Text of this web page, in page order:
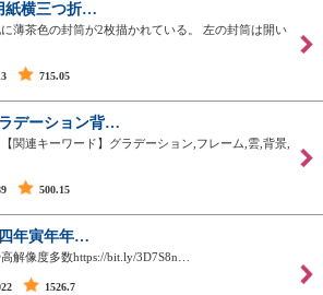
紙横三つ折…
に薄茶色の封筒が2枚描かれている。 左の封筒は開い
715.05
デーション背…
関連キーワード】グラデーション,フレーム,雲,背景,
500.15
年寅年年…
解像度多数https://bit.ly/3D7S8n…
1526.7